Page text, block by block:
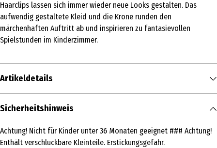
Haarclips lassen sich immer wieder neue Looks gestalten. Das
aufwendig gestaltete Kleid und die Krone runden den
märchenhaften Auftritt ab und inspirieren zu fantasievollen
Spielstunden im Kinderzimmer.
Artikeldetails
Inhalt
Produkttyp
Sicherheitshinweis
Achtung! Nicht für Kinder unter 36 Monaten geeignet ### Achtung!
Enthält verschluckbare Kleinteile. Erstickungsgefahr.